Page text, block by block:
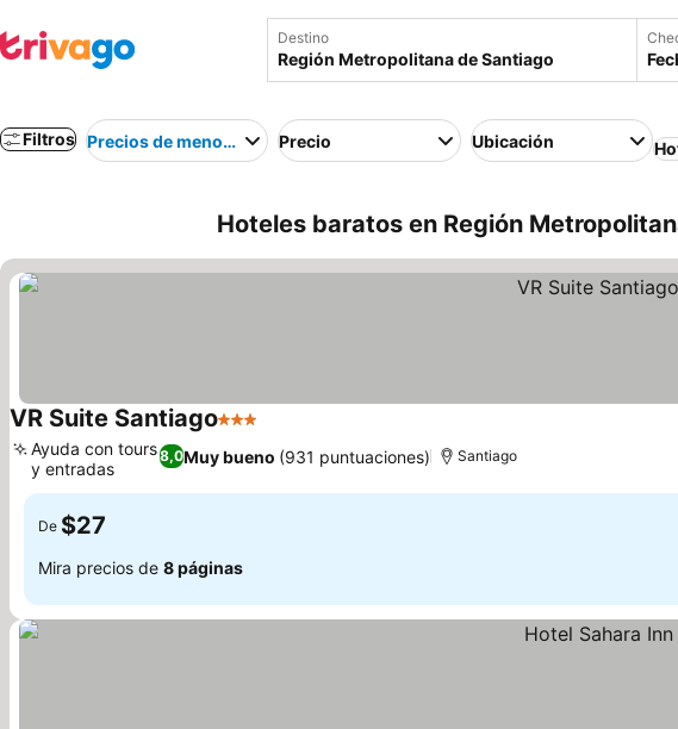
Destino
Filtros Precios de menor a mayorPrecio Ubicación
Hoteles baratos en Región
VR Suite Santiago3 Estrellas
8,0Muy bueno (931 puntuaciones)
Ayuda con tours
y entradas
Santiago
De $27
Mira precios de 8 páginas